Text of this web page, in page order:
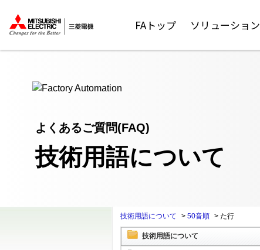
FAトップ ソリューション
よくあるご質問(FAQ)
技術用語について
技術用語について > 50音順 > た行
技術用語について